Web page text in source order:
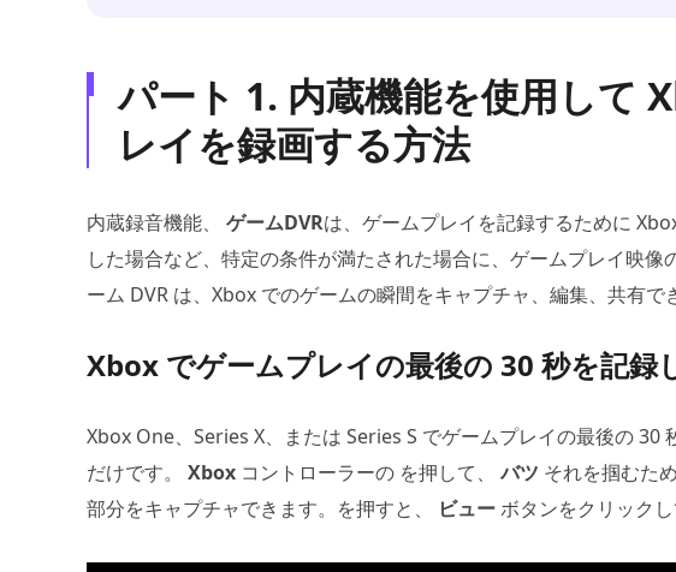
パート 1. 内蔵機能を使用して
レイを録画する方法
内蔵録音機能、 ゲームDVRは、ゲームプレイを記録するために
した場合など、特定の条件が満たされた場合に、ゲームプレイ映
ーム DVR は、Xbox でのゲームの瞬間をキャプチャ、編集、共有で
Xbox でゲームプレイの最後の 30 秒を記録
Xbox One、Series X、または Series S でゲームプレイの最後の 30
だけです。 Xbox コントローラーの を押して、バツ それを掴むた
部分をキャプチャできます。を押すと、
ビューボタンをクリック